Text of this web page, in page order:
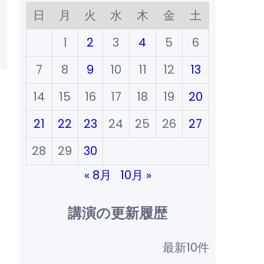
日
月 火 水 木 金
土
1
2 3 4 5
6
7
8 9 10 11 12
13
14
15 16 17 18 19
20
21
22 23 24 25 26
27
28
29
30
« 8月
10月 »
講演の更新履歴
最新10件